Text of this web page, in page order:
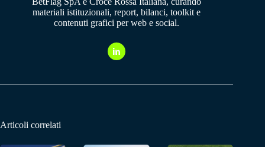
materiali istituzionali, report, bilanci, toolkit e
contenuti grafici per web e social.
Articoli correlati